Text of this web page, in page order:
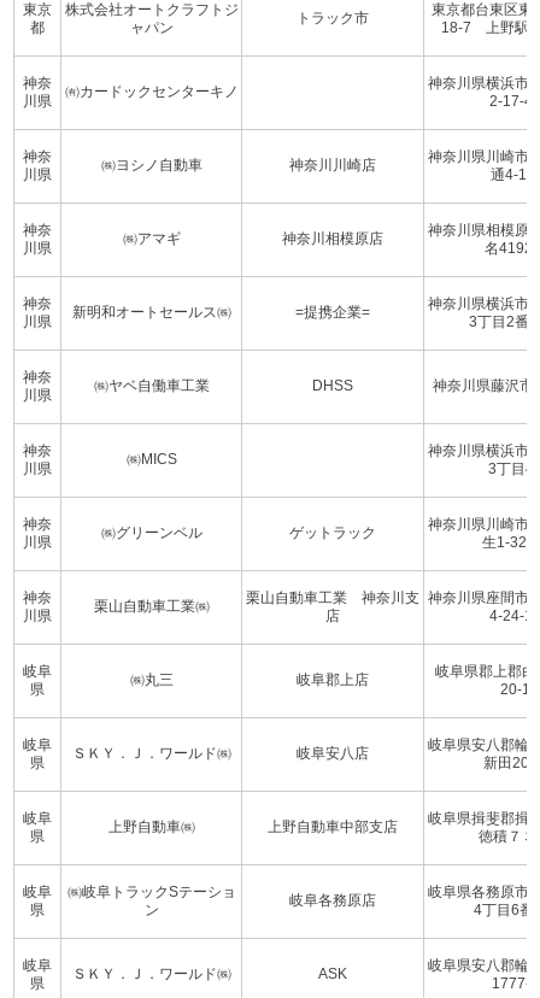
東京
都
株式会社オートクラフトジ
ャパン
トラック市
東京都台東区東
18-7 上野駅
神奈
川県
㈲カードックセンターキノ
神奈川県横浜市
2-17-41
神奈
川県
㈱ヨシノ自動車 神奈川川崎店
神奈川県川崎市
通4-1-6
神奈
川県
㈱アマギ 神奈川相模原店
神奈川県相模原
名4192-
神奈
川県
新明和オートセールス㈱ =提携企業=
神奈川県横浜市
3丁目2番
神奈
川県
㈱ヤベ自働車工業 DHSS 神奈川県藤沢市
神奈
川県
㈱MICS
神奈川県横浜市
3丁目
神奈
川県
㈱グリーンベル ゲットラック
神奈川県川崎市
生1-32-
神奈
川県
栗山自動車工業㈱
栗山自動車工業 神奈川支
店
神奈川県座間市
4-24-12
岐阜
県
㈱丸三 岐阜郡上店
岐阜県郡上郡
20-1
岐阜
県
ＳＫＹ．Ｊ．ワールド㈱ 岐阜安八店
岐阜県安八郡輪
新田
岐阜
県
上野自動車㈱ 上野自動車中部支店
岐阜県揖斐郡揖
徳積７３
岐阜
県
㈱岐阜トラックSテーショ
ン
岐阜各務原店
岐阜県各務原市
4丁目6番
岐阜
県
ＳＫＹ．Ｊ．ワールド㈱ ASK
岐阜県安八郡輪
1777-1